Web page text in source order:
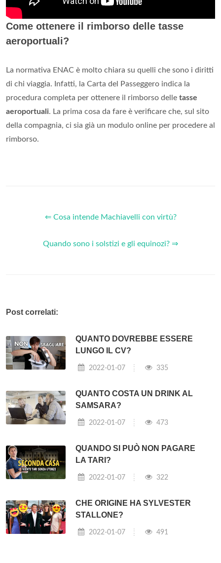
Come ottenere il rimborso delle tasse
aeroportuali?
La normativa ENAC è molto chiara su quelli che sono i diritti
di chi viaggia. Infatti, la Carta del Passeggero indica la
procedura completa per ottenere il rimborso delle tasse
aeroportuali. La prima cosa da fare è verificare che, sul sito
della compagnia, ci sia già un modulo online per procedere al
rimborso.
⇐ Cosa intende Machiavelli con virtù?
Quando sono i solstizi e gli equinozi? ⇒
Post correlati:
QUANTO DOVREBBE ESSERE
LUNGO IL CV?
2022-01-07 335
QUANTO COSTA UN DRINK AL
SAMSARA?
2022-01-07 473
QUANDO SI PUÒ NON PAGARE
LA TARI?
2022-01-07 322
CHE ORIGINE HA SYLVESTER
STALLONE?
2022-01-07 491